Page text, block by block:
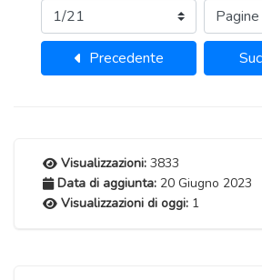
Precedente
Visualizzazioni: 3833
Data di aggiunta: 20 Giugno 2023
Visualizzazioni di oggi: 1